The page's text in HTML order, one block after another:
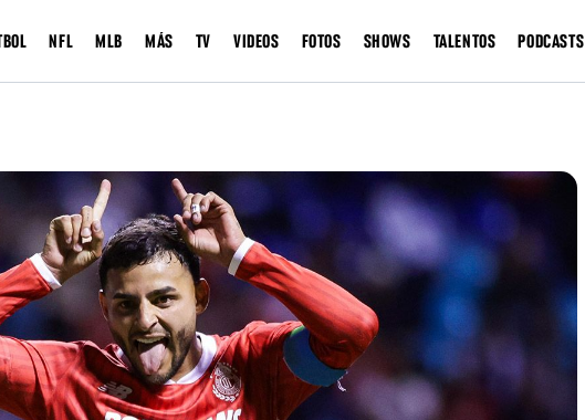
NFL MLB MÁS TV VIDEOS FOTOS SHOWS TALENTOS PODCASTS